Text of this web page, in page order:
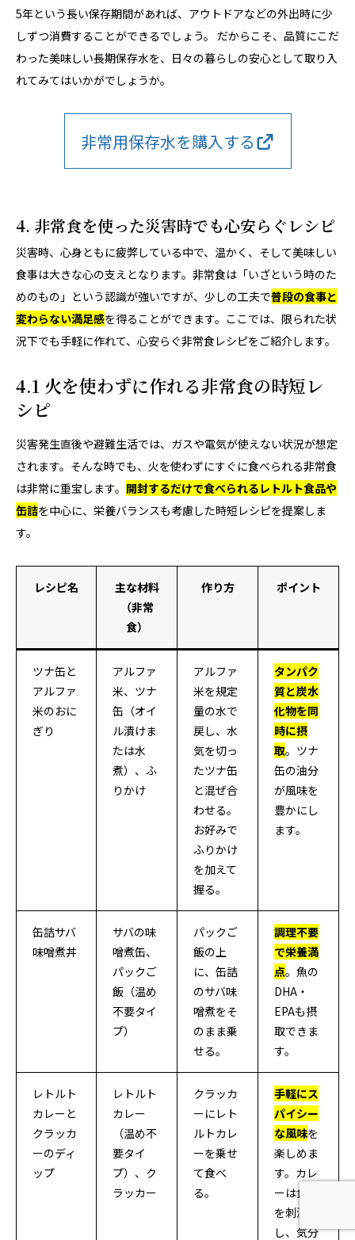
5年という長い保存期間があれば、アウトドアなどの外出時に少
しずつ消費することができるでしょう。 だからこそ、品質にこだ
わった美味しい長期保存水を、日々の暮らしの安心として取り入
れてみてはいかがでしょうか。
非常用保存水を購入する
4. 非常食を使った災害時でも心安らぐレシピ
災害時、心身ともに疲弊している中で、温かく、そして美味しい
食事は大きな心の支えとなります。非常食は「いざという時のた
めのもの」という認識が強いですが、少しの工夫で普段の食事と
変わらない満足感を得ることができます。ここでは、限られた状
況下でも手軽に作れて、心安らぐ非常食レシピをご紹介します。
4.1 火を使わずに作れる非常食の時短レ
シピ
災害発生直後や避難生活では、ガスや電気が使えない状況が想定
されます。そんな時でも、火を使わずにすぐに食べられる非常食
は非常に重宝します。 開封するだけで食べられるレトルト食品や
缶詰を中心に、栄養バランスも考慮した時短レシピを提案しま
す。
レシピ名
主な材料
（非常
食）
作り方 ポイント
ツナ缶と
アルファ
米のおに
ぎり
アルファ
米、ツナ
缶（オイ
ル漬けま
たは水
煮）、ふ
りかけ
アルファ
米を規定
量の水で
戻し、水
気を切っ
たツナ缶
と混ぜ合
わせる。
お好みで
ふりかけ
を加えて
握る。
タンパク
質と炭水
化物を同
時に摂
取。ツナ
缶の油分
が風味を
豊かにし
ます。
缶詰サバ
味噌煮丼
サバの味
噌煮缶、
パックご
飯（温め
不要タイ
プ）
パックご
飯の上
に、缶詰
のサバ味
噌煮をそ
のまま乗
せる。
調理不要
で栄養満
点。魚の
DHA・
EPAも摂
取できま
す。
レトルト
カレーと
クラッカ
ーのディ
ップ
レトルト
カレー
（温め不
要タイ
プ）、ク
ラッカー
クラッカ
ーにレト
ルトカレ
ーを乗せ
て食べ
る。
手軽にス
パイシー
な風味を
楽しめま
す。カレ
ーは食欲
を刺激
し、気分